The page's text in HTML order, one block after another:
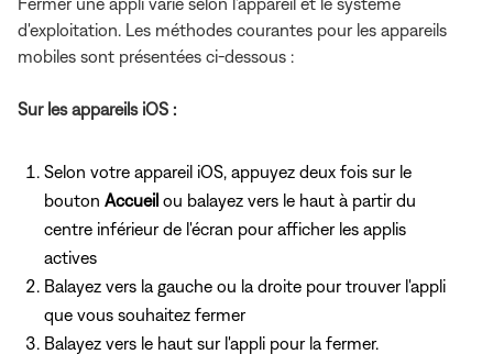
d'exploitation. Les méthodes courantes pour les appareils
mobiles sont présentées ci-dessous :
Sur les appareils iOS :
Selon votre appareil iOS, appuyez deux fois sur le
bouton Accueil ou balayez vers le haut à partir du
centre inférieur de l'écran pour afficher les applis
actives
Balayez vers la gauche ou la droite pour trouver l'appli
que vous souhaitez fermer
Balayez vers le haut sur l'appli pour la fermer.